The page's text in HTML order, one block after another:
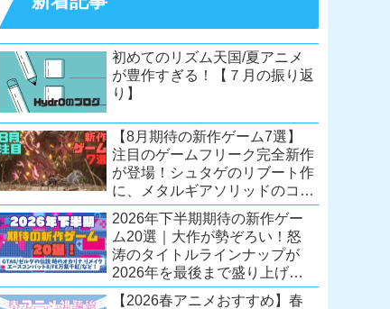
初めてのリズム天国/夏アニメ
が豊作すぎる！【７月の振り返
り】
【8月期待の新作ゲーム7選】
注目のゲームフリーク完全新作
が登場！シュタゲのリブート作
に、メタルギアソリッドのコレ
クション第2弾も。夏休みを盛
り上げるタイトル大集合！
【Switch2/PS5/PC】
2026年下半期期待の新作ゲー
ム20選｜大作が勢ぞろい！怒
涛のタイトルラインナップが
2026年を最後まで盛り上げ
る！【Switch2/PS5/Xbox/PC】
【2026春アニメおすすめ】春